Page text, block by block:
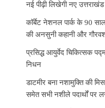
नई पीढ़ी लिखेगी नए
कॉर्बेट नेशनल पार्क के 90
की अनसुनी कहानी और
प्रसिद्ध आयुर्वेद चिकित्सक
निधन
डाटमीर बना नशामुक्ति की
समेत सभी नशीले पदार्थों पर